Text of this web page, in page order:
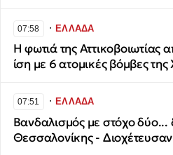
07:58 ∙ΕΛΛΑΔΑ
Η φωτιά της Αττικοβοιωτίας
ίση με 6 ατομικές βόμβες της
07:51 ∙ΕΛΛΑΔΑ
Βανδαλισμός με στόχο δύο...
Θεσσαλονίκης -